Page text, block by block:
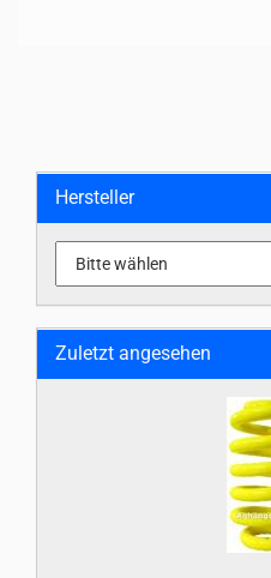
Hersteller
Zuletzt angesehen